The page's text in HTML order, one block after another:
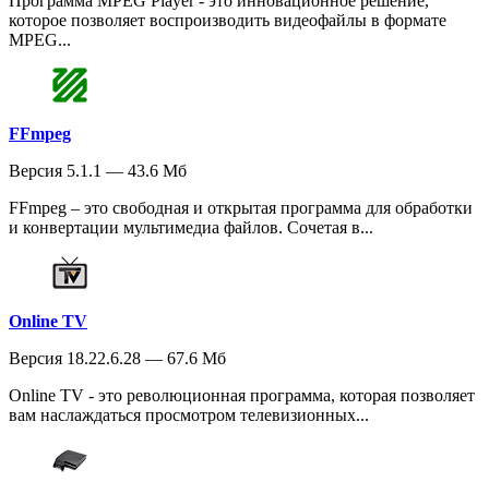
которое позволяет воспроизводить видеофайлы в формате
MPEG...
FFmpeg
Версия 5.1.1 — 43.6 Мб
FFmpeg – это свободная и открытая программа для обработки
и конвертации мультимедиа файлов. Сочетая в...
Online TV
Версия 18.22.6.28 — 67.6 Мб
Online TV - это революционная программа, которая позволяет
вам наслаждаться просмотром телевизионных...